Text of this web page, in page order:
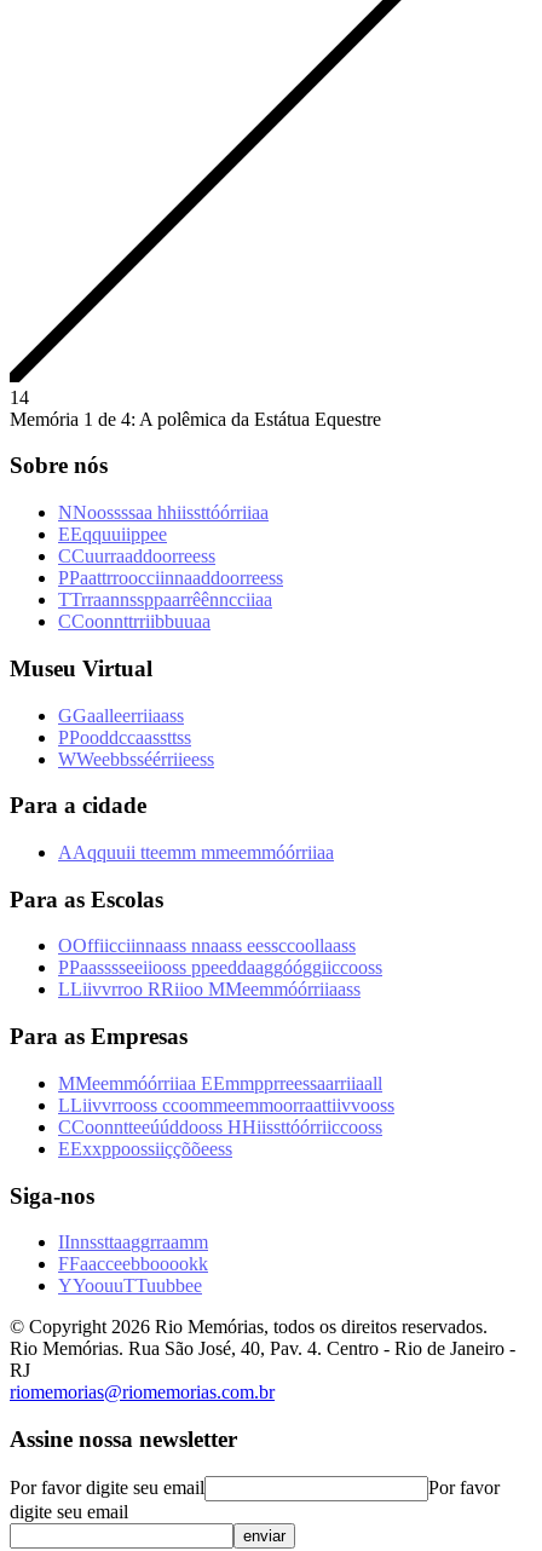
14
Memória 1 de 4: A polêmica da Estátua Equestre
Sobre nós
NNoossssaa hhiissttóórriiaa
EEqquuiippee
CCuurraaddoorreess
PPaattrroocciinnaaddoorreess
TTrraannssppaarrêênncciiaa
CCoonnttrriibbuuaa
Museu Virtual
GGaalleerriiaass
PPooddccaassttss
WWeebbsséérriieess
Para a cidade
AAqquuii tteemm mmeemmóórriiaa
Para as Escolas
OOffiicciinnaass nnaass eessccoollaass
PPaasssseeiiooss ppeeddaaggóóggiiccooss
LLiivvrroo RRiioo MMeemmóórriiaass
Para as Empresas
MMeemmóórriiaa EEmmpprreessaarriiaall
LLiivvrrooss ccoommeemmoorraattiivvooss
CCoonntteeúúddooss HHiissttóórriiccooss
EExxppoossiiççõõeess
Siga-nos
IInnssttaaggrraamm
FFaacceebbooookk
YYoouuTTuubbee
© Copyright 2026 Rio Memórias, todos os direitos reservados.
Rio Memórias. Rua São José, 40, Pav. 4. Centro - Rio de Janeiro -
RJ
riomemorias@riomemorias.com.br
Assine nossa newsletter
Por favor digite seu email
Por favor
digite seu email
enviar